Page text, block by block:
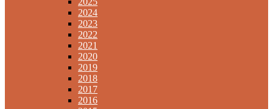
2024
2023
2022
2021
2020
2019
2018
2017
2016